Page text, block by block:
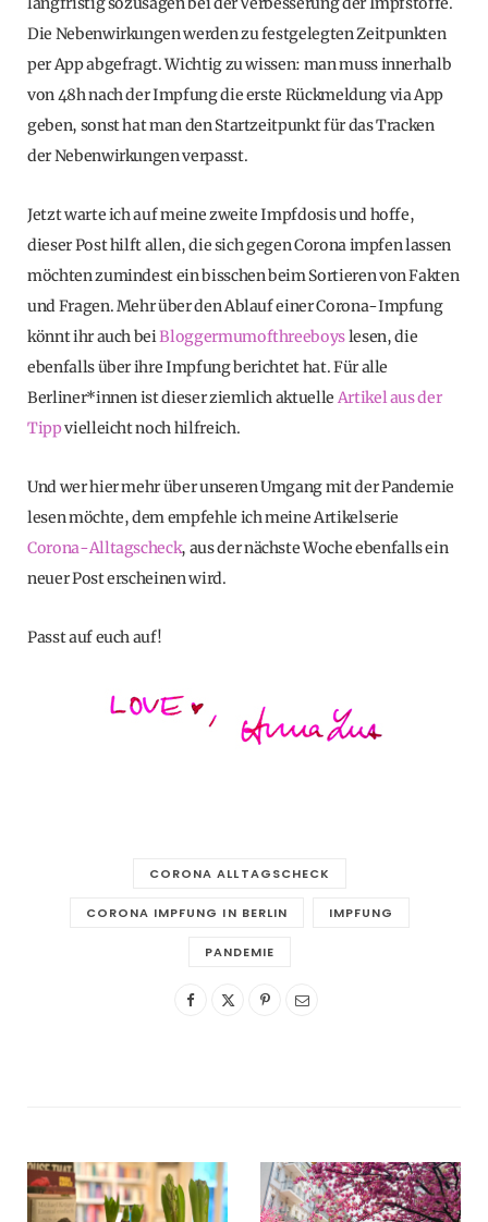
Die Nebenwirkungen werden zu festgelegten Zeitpunkten
per App abgefragt. Wichtig zu wissen: man muss innerhalb
von 48h nach der Impfung die erste Rückmeldung via App
geben, sonst hat man den Startzeitpunkt für das Tracken
der Nebenwirkungen verpasst.
Jetzt warte ich auf meine zweite Impfdosis und hoffe,
dieser Post hilft allen, die sich gegen Corona impfen lassen
möchten zumindest ein bisschen beim Sortieren von Fakten
und Fragen. Mehr über den Ablauf einer Corona-Impfung
könnt ihr auch beiBloggermumofthreeboyslesen, die
ebenfalls über ihre Impfung berichtet hat. Für alle
Berliner*innen ist dieser ziemlich aktuelle Artikel aus der
Tippvielleicht noch hilfreich.
Und wer hier mehr über unseren Umgang mit der Pandemie
lesen möchte, dem empfehle ich meine Artikelserie
Corona-Alltagscheck, aus der nächste Woche ebenfalls ein
neuer Post erscheinen wird.
Passt auf euch auf!
CORONA ALLTAGSCHECK
CORONA IMPFUNG IN BERLIN IMPFUNG
PANDEMIE